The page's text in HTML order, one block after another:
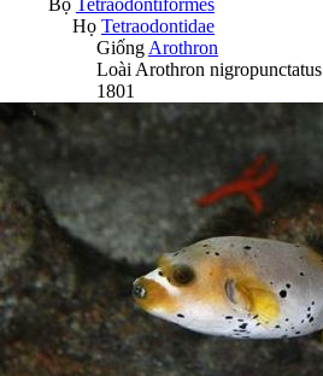
Họ Tetraodontidae
Giống Arothron
Loài Arothron nigropunctatus
1801